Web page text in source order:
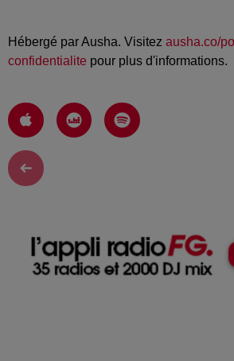
Hébergé par Ausha. Visitez ausha.co/
confidentialite pour plus d'informations.